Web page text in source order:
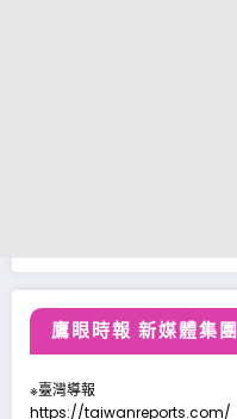
鷹眼時報 新媒體集團
※臺灣導報
https://taiwanreports.com/